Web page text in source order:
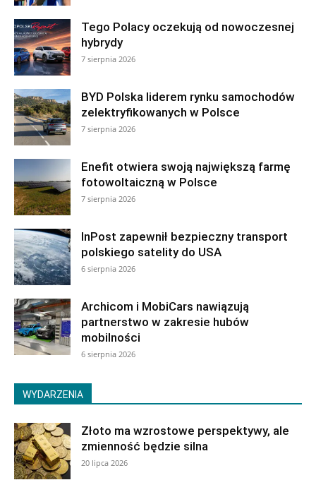
Tego Polacy oczekują od nowoczesnej
hybrydy
7 sierpnia 2026
BYD Polska liderem rynku samochodów
zelektryfikowanych w Polsce
7 sierpnia 2026
Enefit otwiera swoją największą farmę
fotowoltaiczną w Polsce
7 sierpnia 2026
InPost zapewnił bezpieczny transport
polskiego satelity do USA
6 sierpnia 2026
Archicom i MobiCars nawiązują
partnerstwo w zakresie hubów
mobilności
6 sierpnia 2026
WYDARZENIA
Złoto ma wzrostowe perspektywy, ale
zmienność będzie silna
20 lipca 2026